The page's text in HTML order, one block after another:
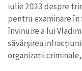
iulie 2023 despre
pentru examinare în
învinuire a lui
săvârșirea
organizații